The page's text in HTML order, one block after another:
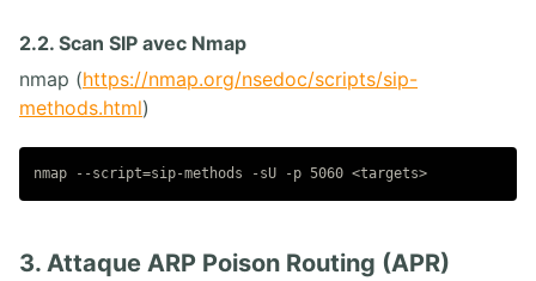
2.2. Scan SIP avec Nmap
nmap (https://nmap.org/nsedoc/scripts/sip-
methods.html)
3. Attaque ARP Poison Routing (APR)